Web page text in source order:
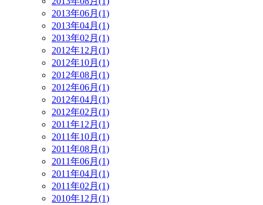
2013年06月(1)
2013年04月(1)
2013年02月(1)
2012年12月(1)
2012年10月(1)
2012年08月(1)
2012年06月(1)
2012年04月(1)
2012年02月(1)
2011年12月(1)
2011年10月(1)
2011年08月(1)
2011年06月(1)
2011年04月(1)
2011年02月(1)
2010年12月(1)